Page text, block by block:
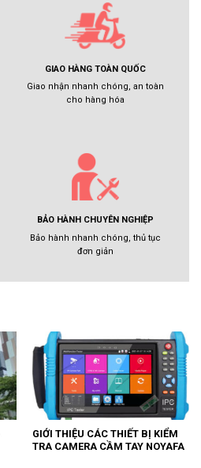
GIAO HÀNG TOÀN QUỐC
Giao nhận nhanh chóng, an toàn
cho hàng hóa
BẢO HÀNH CHUYÊN NGHIỆP
Bảo hành nhanh chóng, thủ tục
đơn giản
GIỚI THIỆU CÁC THIẾT BỊ KIỂM
TRA CAMERA CẦM TAY NOYAFA